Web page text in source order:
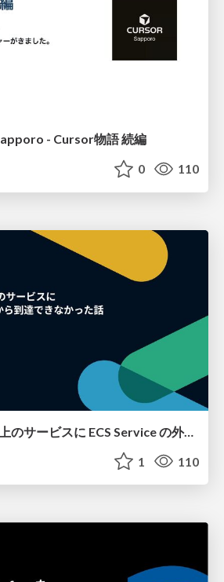
- Cursor物語 続編
0 110
Service Connect 上のサービスに ECS Service の外側から到達できなかった話
1 110